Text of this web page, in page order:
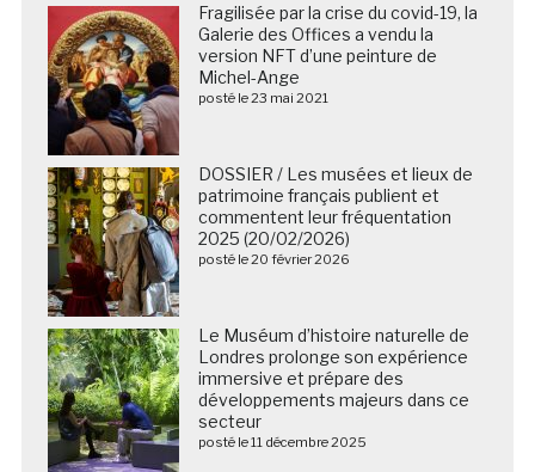
Fragilisée par la crise du covid-19, la
Galerie des Offices a vendu la
version NFT d’une peinture de
Michel-Ange
posté le 23 mai 2021
DOSSIER / Les musées et lieux de
patrimoine français publient et
commentent leur fréquentation
2025 (20/02/2026)
posté le 20 février 2026
Le Muséum d’histoire naturelle de
Londres prolonge son expérience
immersive et prépare des
développements majeurs dans ce
secteur
posté le 11 décembre 2025